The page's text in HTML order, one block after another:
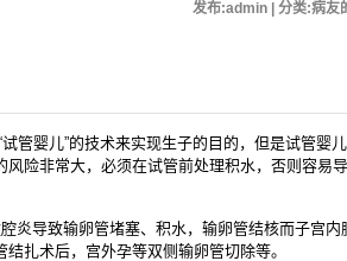
发布:admin | 分类:病友
婴儿”的技术来实现生子的目的，但是试管婴
风险非常大，必须在试管前处理积水，否则容易
导致输卵管堵塞、积水，输卵管结核而子宫内
扎术后，宫外孕等双侧输卵管切除等。